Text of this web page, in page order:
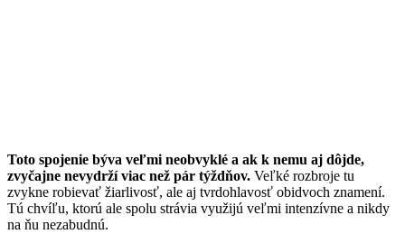
Toto spojenie býva veľmi neobvyklé a ak k nemu aj dôjde,
zvyčajne nevydrží viac než pár týždňov. Veľké rozbroje tu
zvykne robievať žiarlivosť, ale aj tvrdohlavosť obidvoch znamení.
Tú chvíľu, ktorú ale spolu strávia využijú veľmi intenzívne a nikdy
na ňu nezabudnú.